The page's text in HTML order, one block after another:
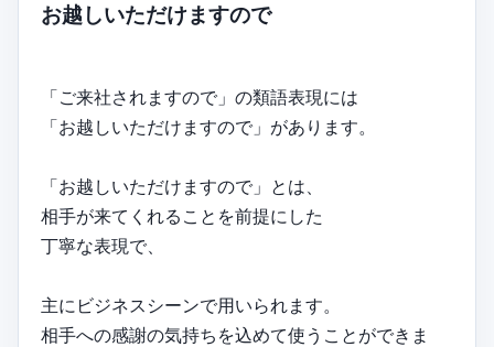
お越しいただけますので
「ご来社されますので」の類語表現には
「お越しいただけますので」があります。
「お越しいただけますので」とは、
相手が来てくれることを前提にした
丁寧な表現で、
主にビジネスシーンで用いられます。
相手への感謝の気持ちを込めて使うことができま